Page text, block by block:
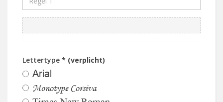
Lettertype * (verplicht)
Arial
Monotype Corsiva